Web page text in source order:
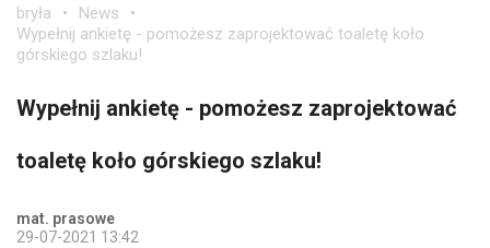
bryła
News
Wypełnij ankietę - pomożesz zaprojektować toaletę koło
górskiego szlaku!
Wypełnij ankietę - pomożesz zaprojektować
toaletę koło górskiego szlaku!
mat. prasowe
29-07-2021 13:42